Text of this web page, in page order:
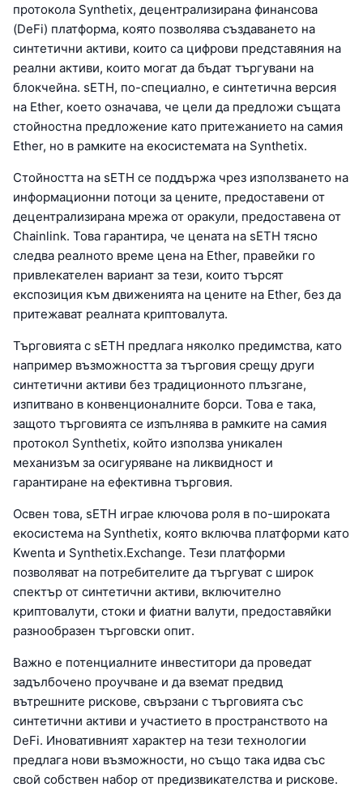
протокола Synthetix, децентрализирана финансова
(DeFi) платформа, която позволява създаването на
синтетични активи, които са цифрови представяния на
реални активи, които могат да бъдат търгувани на
блокчейна. sETH, по-специално, е синтетична версия
на Ether, което означава, че цели да предложи същата
стойностна предложение като притежанието на самия
Ether, но в рамките на екосистемата на Synthetix.
Стойността на sETH се поддържа чрез използването на
информационни потоци за цените, предоставени от
децентрализирана мрежа от оракули, предоставена от
Chainlink. Това гарантира, че цената на sETH тясно
следва реалното време цена на Ether, правейки го
привлекателен вариант за тези, които търсят
експозиция към движенията на цените на Ether, без да
притежават реалната криптовалута.
Търговията с sETH предлага няколко предимства, като
например възможността за търговия срещу други
синтетични активи без традиционното плъзгане,
изпитвано в конвенционалните борси. Това е така,
защото търговията се изпълнява в рамките на самия
протокол Synthetix, който използва уникален
механизъм за осигуряване на ликвидност и
гарантиране на ефективна търговия.
Освен това, sETH играе ключова роля в по-широката
екосистема на Synthetix, която включва платформи като
Kwenta и Synthetix.Exchange. Тези платформи
позволяват на потребителите да търгуват с широк
спектър от синтетични активи, включително
криптовалути, стоки и фиатни валути, предоставяйки
разнообразен търговски опит.
Важно е потенциалните инвеститори да проведат
задълбочено проучване и да вземат предвид
вътрешните рискове, свързани с търговията със
синтетични активи и участието в пространството на
DeFi. Иновативният характер на тези технологии
предлага нови възможности, но също така идва със
свой собствен набор от предизвикателства и рискове.